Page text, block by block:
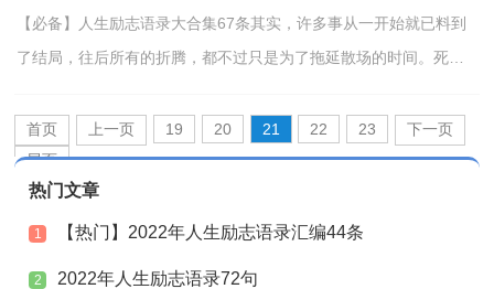
【必备】人生励志语录大合集67条其实，许多事从一开始就已料到
了结局，往后所有的折腾，都不过只是为了拖延散场的时间。死缠
首页 上一页 19 20 21 22 23
下一页
尾页
热门文章
1 【热门】2022年人生励志语录汇编44条
2 2022年人生励志语录72句